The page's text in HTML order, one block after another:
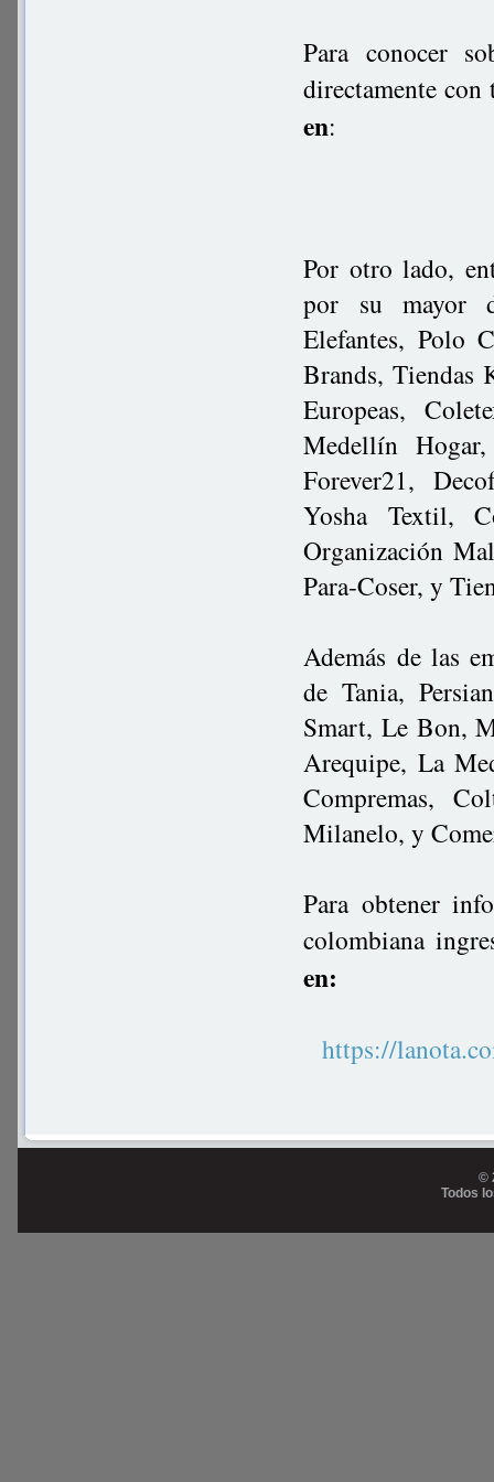
Para conocer
directamente
en:
Por otro lado,
por su mayor
Elefantes, Polo
Brands, Tiendas
Europeas,
Medellín
Forever21,
Yosha Textil,
Organización
Para-Coser, y
Además de las
de Tania,
Smart, Le Bon,
Arequipe, La
Compremas,
Milanelo, y
Para obtener
colombiana
en:
https://
©
Todos